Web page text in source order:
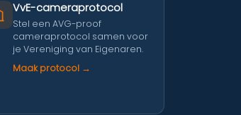
VvE-cameraprotocol
Stel een AVG-proof
cameraprotocol samen voor
je Vereniging van Eigenaren.
Maak protocol →